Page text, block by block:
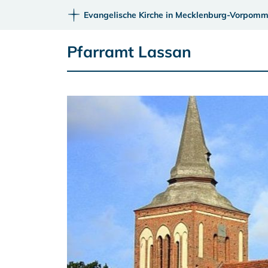
Evangelische Kirche in Mecklenburg-
Pfarramt Lassan